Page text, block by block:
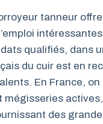
tanneur
qualifiés, dans
du cuir est en
En France,
mégisseries
des